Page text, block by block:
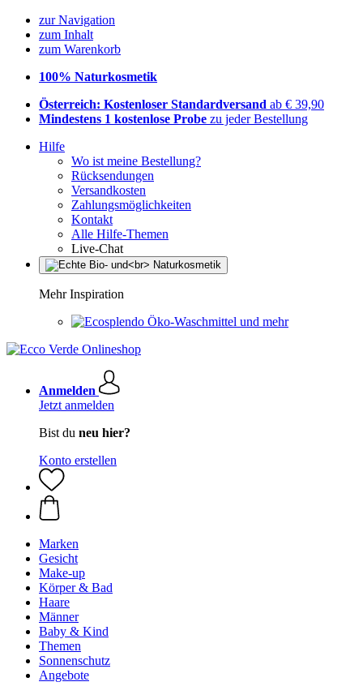
zur Navigation
zum Inhalt
zum Warenkorb
100% Naturkosmetik
Österreich: Kostenloser Standardversand ab € 39,90
Mindestens 1 kostenlose Probe zu jeder Bestellung
Hilfe
Wo ist meine Bestellung?
Rücksendungen
Versandkosten
Zahlungsmöglichkeiten
Kontakt
Alle Hilfe-Themen
Live-Chat
Mehr Inspiration
Öko-Waschmittel und mehr
Anmelden
Jetzt anmelden
Bist du neu hier?
Konto erstellen
Marken
Gesicht
Make-up
Körper & Bad
Haare
Männer
Baby & Kind
Themen
Sonnenschutz
Angebote